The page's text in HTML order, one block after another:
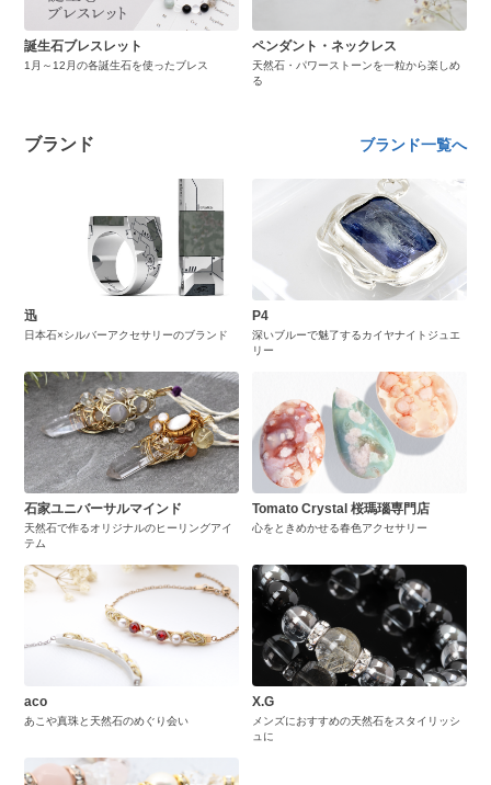
誕生石ブレスレット
1月～12月の各誕生石を使ったブレス
ペンダント・ネックレス
天然石・パワーストーンを一粒から楽しめ
る
ブランド ブランド一覧へ
迅
日本石×シルバーアクセサリーのブランド
P4
深いブルーで魅了するカイヤナイトジュエ
リー
石家ユニバーサルマインド
天然石で作るオリジナルのヒーリングアイ
テム
Tomato Crystal 桜瑪瑙専門店
心をときめかせる春色アクセサリー
aco
あこや真珠と天然石のめぐり会い
X.G
メンズにおすすめの天然石をスタイリッシ
ュに